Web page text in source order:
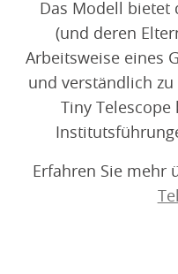
Das Modell bietet
(und deren
Arbeitsweise eines
und verständlich
Tiny
Erfahren Sie mehr